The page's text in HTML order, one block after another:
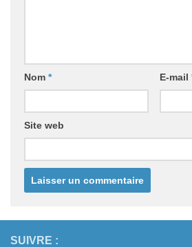
Nom * E-mail
Site web
SUIVRE :